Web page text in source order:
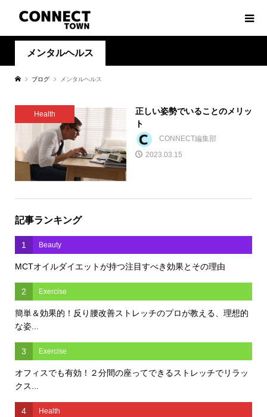
メンタルヘルス
ブログ メンタルヘルス
Health
正しい姿勢でいることのメリッ
ト
CONNECT編集部
2023.03.15
記事ランキング
1 Beauty
MCTオイルダイエットが持つ注目すべき効果とその理由
2 Exercise
簡単＆効果的！反り腰改善ストレッチのプロが教える、理想的
な姿...
3 Exercise
オフィスでも有効！２分間の座ってできるストレッチでリラッ
クス...
4 Health